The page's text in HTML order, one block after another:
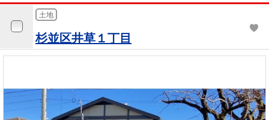
土地
杉並区井草１丁目